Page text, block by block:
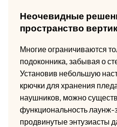
Неочевидные
пространство
Многие ограничиваются
подоконника, забывая о
Установив небольшую
крючки для хранения
наушников, можно
функциональность
продвинутые энтузиасты